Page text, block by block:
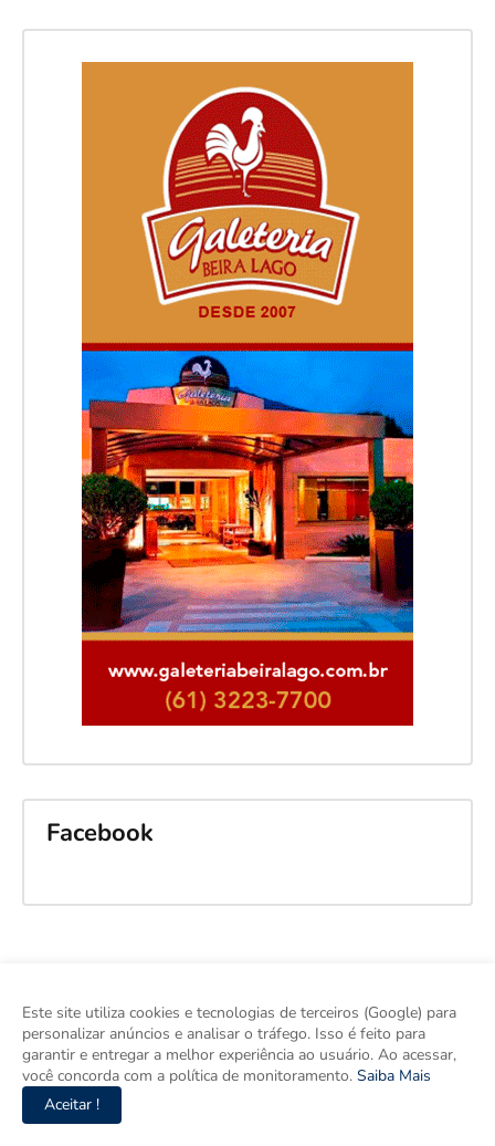
Facebook
Este site utiliza cookies e tecnologias de terceiros (Google) para
personalizar anúncios e analisar o tráfego. Isso é feito para
garantir e entregar a melhor experiência ao usuário. Ao acessar,
você concorda com a política de monitoramento. Saiba Mais
Aceitar !